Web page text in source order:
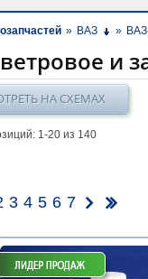
» ВАЗ »
и
НА СХЕМАХ
1-20 из 140
3 4 5 6 7